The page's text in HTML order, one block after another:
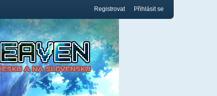
Registrovat Přihlásit se